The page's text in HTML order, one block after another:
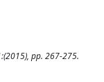
pp. 267-275.